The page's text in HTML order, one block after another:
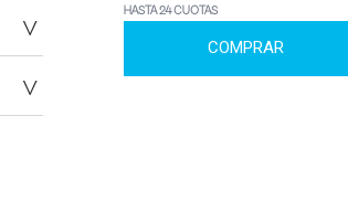
HASTA 24 CUOTAS
COMPRAR